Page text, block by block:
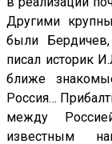
Другими
были
писал историк
ближе
Россия…
между
известным